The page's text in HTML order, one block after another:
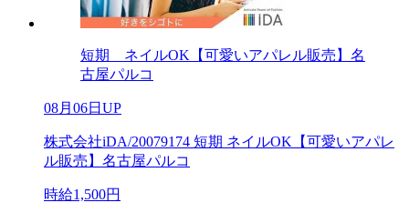
短期 ネイルOK【可愛いアパレル販売】名
古屋パルコ
08月06日UP
株式会社iDA/20079174 短期 ネイルOK【可愛いアパレ
ル販売】名古屋パルコ
時給1,500円